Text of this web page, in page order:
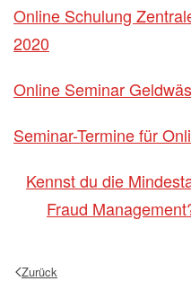
Online Schulung
2020
Online Seminar
Seminar-Termine für
Kennst du die
Fraud
Zurück